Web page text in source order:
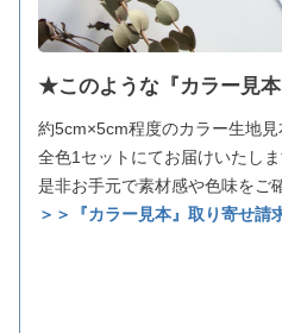
★このような『カラー見
約5cm×5cm程度のカラー生地見
全色1セットにてお届けいたしま
是非お手元で素材感や色味をご
＞＞『カラー見本』取り寄せ請